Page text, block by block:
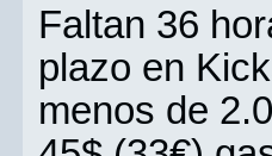
Faltan 36
plazo en
menos de